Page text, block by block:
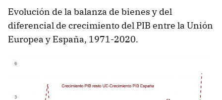
Evolución de la balanza de bienes y del
diferencial de crecimiento del PIB entre la Unión
Europea y España, 1971-2020.